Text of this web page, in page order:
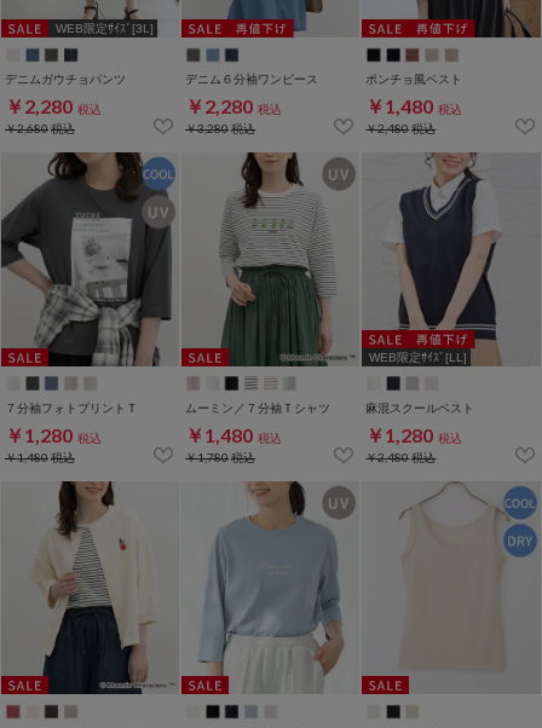
WEB限定ｻｲｽﾞ[3L]
デニムガウチョパンツ
￥2,280 税込
￥2,680税込
デニム６分袖ワンピース
￥2,280 税込
￥3,280税込
ポンチョ風ベスト
￥1,480 税込
￥2,480税込
７分袖フォトプリントＴ
￥1,280 税込
￥1,480税込
ムーミン／７分袖Ｔシャツ
￥1,480 税込
￥1,780税込
WEB限定ｻｲｽﾞ[LL]
麻混スクールベスト
￥1,280 税込
￥2,480税込